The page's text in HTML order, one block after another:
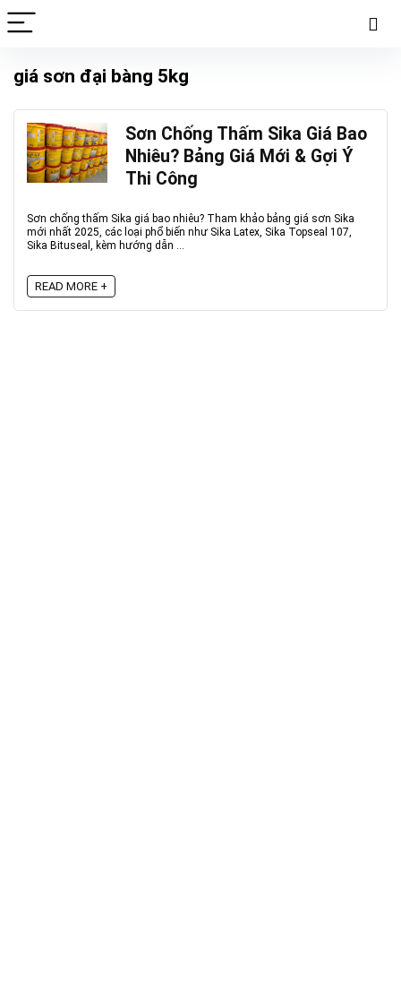
giá sơn đại bàng 5kg
Sơn Chống Thấm Sika Giá Bao
Nhiêu? Bảng Giá Mới & Gợi Ý
Thi Công
Sơn chống thấm Sika giá bao nhiêu? Tham khảo bảng giá sơn Sika
mới nhất 2025, các loại phổ biến như Sika Latex, Sika Topseal 107,
Sika Bituseal, kèm hướng dẫn ...
READ MORE +